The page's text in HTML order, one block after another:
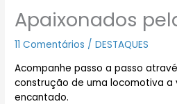
Apaixonados
11 Comentários /DESTAQUES
Acompanhe passo a passo
construção de uma locomotiva a
encantado.